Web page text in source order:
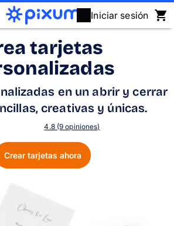
Iniciar sesión
tarjetas
en un abrir y cerrar
creativas y únicas.
4.8 (9 opiniones)
Crear tarjetas ahora